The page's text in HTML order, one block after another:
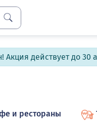
действует до 30
и рестораны